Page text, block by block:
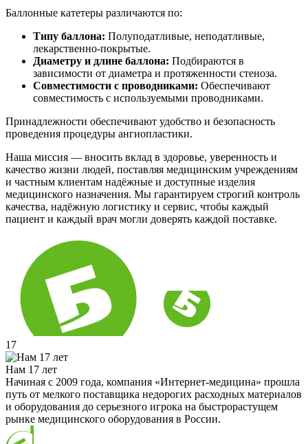
Баллонные катетеры различаются по:
Типу баллона: Полуподатливые, неподатливые,
лекарственно-покрытые.
Диаметру и длине баллона: Подбираются в
зависимости от диаметра и протяженности стеноза.
Совместимости с проводниками: Обеспечивают
совместимость с используемыми проводниками.
Принадлежности обеспечивают удобство и безопасность
проведения процедуры ангиопластики.
Наша миссия — вносить вклад в здоровье, уверенность и
качество жизни людей, поставляя медицинским учреждениям
и частным клиентам надёжные и доступные изделия
медицинского назначения. Мы гарантируем строгий контроль
качества, надёжную логистику и сервис, чтобы каждый
пациент и каждый врач могли доверять каждой поставке.
17
Нам 17 лет
Начиная с 2009 года, компания «Интернет-медицина» прошла
путь от мелкого поставщика недорогих расходных материалов
и оборудования до серьезного игрока на быстрорастущем
рынке медицинского оборудования в России.